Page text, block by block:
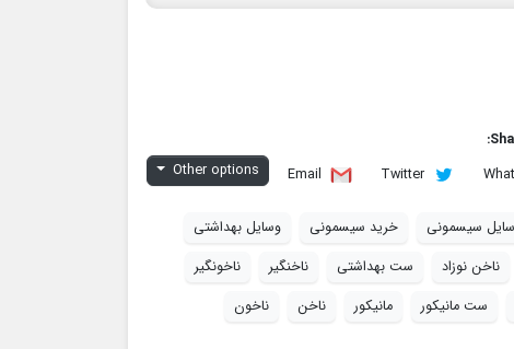
Twitter
Email
Other options
سیسمونی خرید سیسمونی
وسایل بهداشتی
ناخن نوزاد ست بهداشتی ناخنگیر
ناخونگیر
ست مانیکور مانیکور ناخن
ناخون